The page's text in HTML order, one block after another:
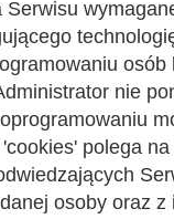
Serwisu
nie
polega
osoby oraz